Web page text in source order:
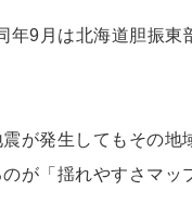
年9月は北海道胆振東
が発生してもその地
が「揺れやすさマッ